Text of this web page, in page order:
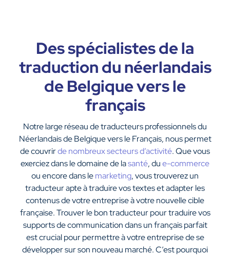
Des spécialistes de la
traduction du néerlandais
de Belgique vers le
français
Notre large réseau de traducteurs professionnels du
Néerlandais de Belgique vers le Français, nous permet
de couvrirde nombreux secteurs d’activité. Que vous
exerciez dans le domaine de lasanté, due-commerce
ou encore dans lemarketing, vous trouverez un
traducteur apte à traduire vos textes et adapter les
contenus de votre entreprise à votre nouvelle cible
française. Trouver le bon traducteur pour traduire vos
supports de communication dans un français parfait
est crucial pour permettre à votre entreprise de se
développer sur son nouveau marché. C’est pourquoi